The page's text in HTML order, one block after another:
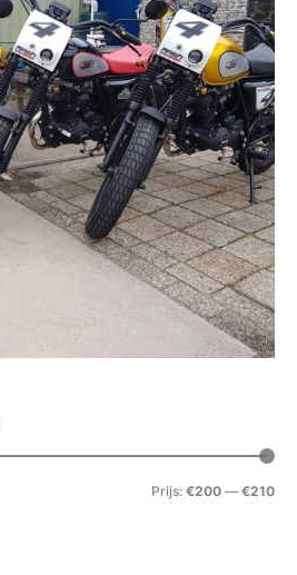
Prijs: €200 — €210